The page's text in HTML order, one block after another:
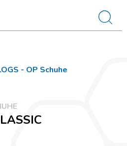
- OP Schuhe